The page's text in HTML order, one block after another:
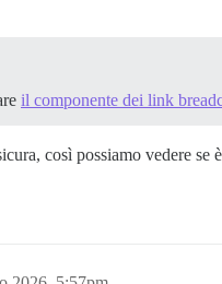
il componente dei link
così possiamo vedere se